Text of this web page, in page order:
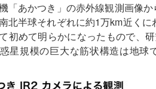
「あかつき」の赤外線観測画像
北半球それぞれに約1万km近く
初めて明らかになったもので、
星規模の巨大な筋状構造は地球